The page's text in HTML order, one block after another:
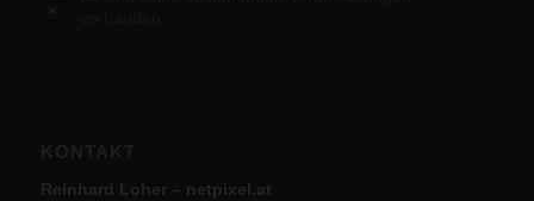
Hinweis
Reinhard Loher – netpixel.at